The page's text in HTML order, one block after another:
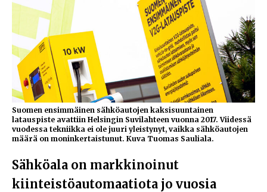
Suomen ensimmäinen sähköautojen kaksisuuntainen
latauspiste avattiin Helsingin Suvilahteen vuonna 2017. Viidessä
vuodessa tekniikka ei ole juuri yleistynyt, vaikka sähköautojen
määrä on moninkertaistunut. Kuva Tuomas Sauliala.
Sähköala on markkinoinut
kiinteistöautomaatiota jo vuosia